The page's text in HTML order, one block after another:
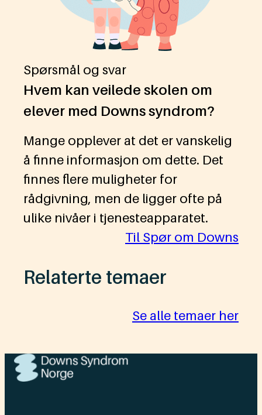
Spørsmål og svar
Hvem kan veilede skolen om
elever med Downs syndrom?
Mange opplever at det er vanskelig
å finne informasjon om dette. Det
finnes flere muligheter for
rådgivning, men de ligger ofte på
ulike nivåer i tjenesteapparatet.
Til Spør om Downs
Relaterte temaer
Se alle temaer her